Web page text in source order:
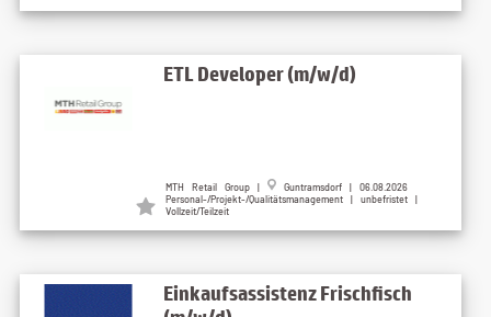
ETL Developer (m/w/d)
MTH Retail Group |
Guntramsdorf | 06.08.2026
Personal-/Projekt-/Qualitätsmanagement | unbefristet |
Vollzeit/Teilzeit
Einkaufsassistenz Frischfisch